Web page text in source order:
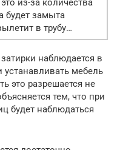
из-за количества
будет замыта
в трубу…
наблюдается в
устанавливать мебель
это разрешается не
тем, что при
будет наблюдаться